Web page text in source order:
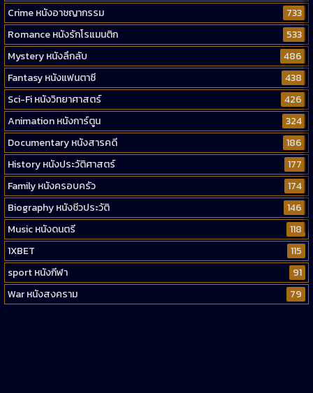
Crime หนังอาชญากรรม
733
Romance หนังรักโรแมนติก
533
Mystery หนังลึกลับ
486
Fantasy หนังแฟนตาซี
438
Sci-Fi หนังวิทยาศาสตร์
426
Animation หนังการ์ตูน
324
Documentary หนังสารคดี
186
History หนังประวัติศาสตร์
177
Family หนังครอบครัว
174
Biography หนังชีวประวัติ
146
Music หนังดนตรี
118
1XBET
115
sport หนังกีฬา
91
War หนังสงคราม
79